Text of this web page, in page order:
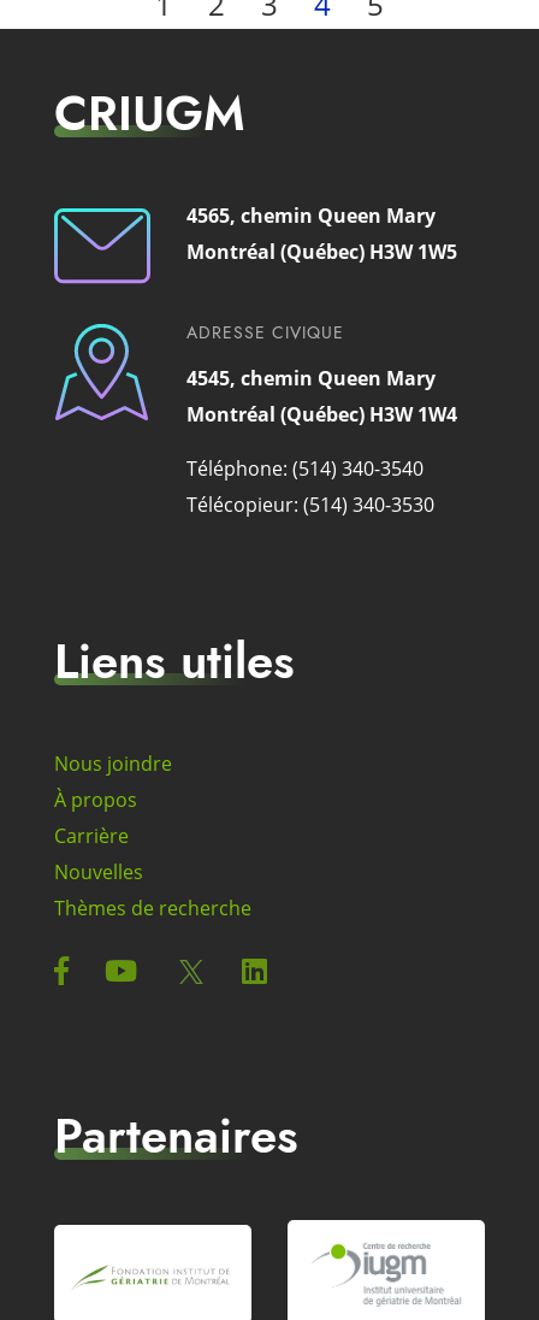
CRIUGM
4565, chemin Queen Mary
Montréal (Québec) H3W 1W5
ADRESSE CIVIQUE
4545, chemin Queen Mary
Montréal (Québec) H3W 1W4
Téléphone: (514) 340-3540
Télécopieur: (514) 340-3530
Liens utiles
Nous joindre
À propos
Carrière
Nouvelles
Thèmes de recherche
Partenaires